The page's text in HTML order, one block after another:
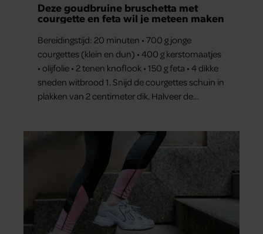
Deze goudbruine bruschetta met
courgette en feta wil je meteen maken
Bereidingstijd: 20 minuten • 700 g jonge
courgettes (klein en dun) • 400 g kerstomaatjes
• olijfolie • 2 tenen knoflook • 150 g feta • 4 dikke
sneden witbrood 1. Snijd de courgettes schuin in
plakken van 2 centimeter dik. Halveer de